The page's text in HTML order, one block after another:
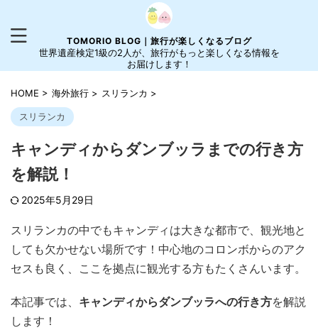
TOMORIO BLOG｜旅行が楽しくなるブログ
世界遺産検定1級の2人が、旅行がもっと楽しくなる情報を
お届けします！
HOME > 海外旅行 > スリランカ >
スリランカ
キャンディからダンブッラまでの行き方
を解説！
2025年5月29日
スリランカの中でもキャンディは大きな都市で、観光地と
しても欠かせない場所です！中心地のコロンボからのアク
セスも良く、ここを拠点に観光する方もたくさんいます。
本記事では、 キャンディからダンブッラへの行き方を解説
します！